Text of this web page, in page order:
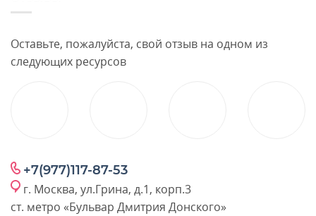
Оставьте, пожалуйста, свой отзыв на одном из
следующих ресурсов
+7(977)117-87-53
г. Москва, ул.Грина, д.1, корп.3
ст. метро «Бульвар Дмитрия Донского»